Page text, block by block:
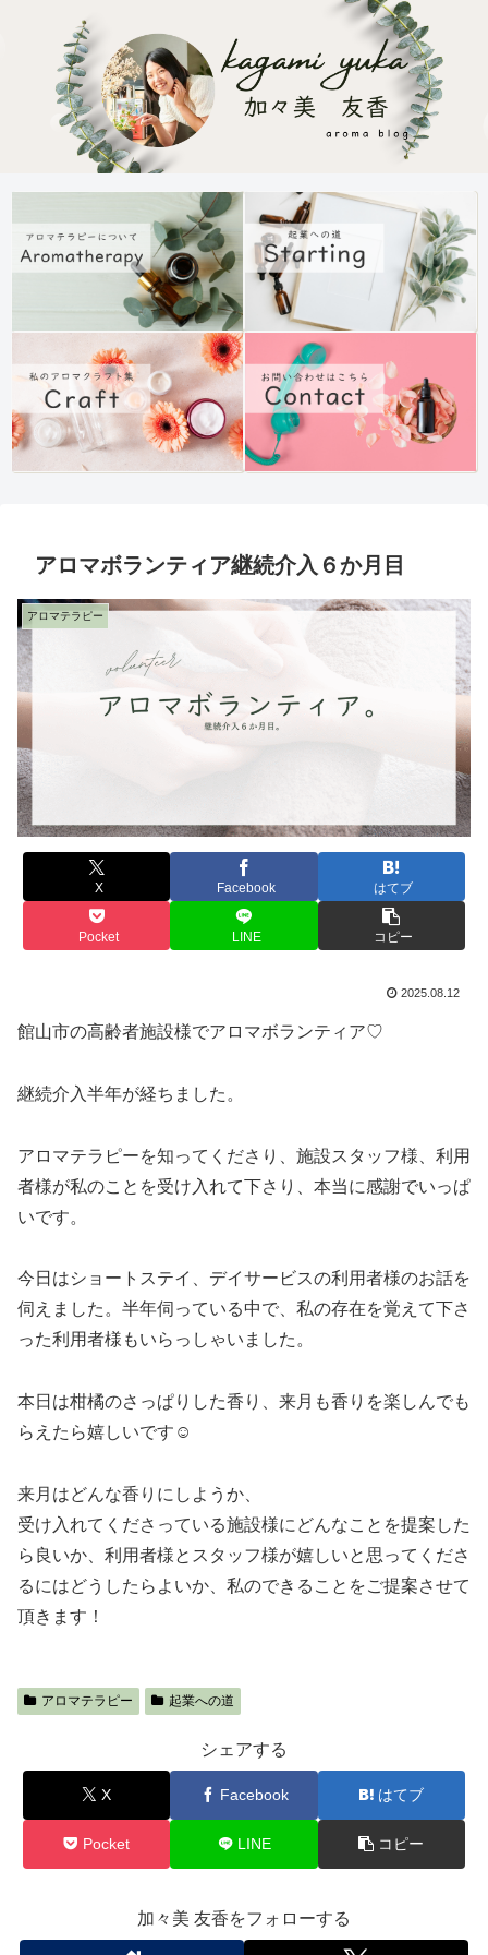
アロマボランティア継続介入６か月目
アロマテラピー
X Facebook はてブ
Pocket LINE コピー
2025.08.12
館山市の高齢者施設様でアロマボランティア♡
継続介入半年が経ちました。
アロマテラピーを知ってくださり、施設スタッフ様、利用
者様が私のことを受け入れて下さり、本当に感謝でいっぱ
いです。
今日はショートステイ、デイサービスの利用者様のお話を
伺えました。半年伺っている中で、私の存在を覚えて下さ
った利用者様もいらっしゃいました。
本日は柑橘のさっぱりした香り、来月も香りを楽しんでも
らえたら嬉しいです☺️
来月はどんな香りにしようか、
受け入れてくださっている施設様にどんなことを提案した
ら良いか、利用者様とスタッフ様が嬉しいと思ってくださ
るにはどうしたらよいか、私のできることをご提案させて
頂きます！
アロマテラピー 起業への道
シェアする
X Facebook はてブ
Pocket LINE コピー
加々美 友香をフォローする